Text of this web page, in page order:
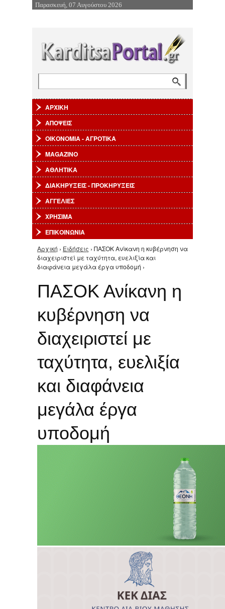
Επιστροφή στην Πλοήγηση
Παρασκευή, 07 Αυγούστου 2026
ΑΡΧΙΚΗ
ΑΠΟΨΕΙΣ
ΟΙΚΟΝΟΜΙΑ - ΑΓΡΟΤΙΚΑ
MAGAZINO
ΑΘΛΗΤΙΚΑ
ΔΙΑΚΗΡΥΞΕΙΣ - ΠΡΟΚΗΡΥΞΕΙΣ
ΑΓΓΕΛΙΕΣ
ΧΡΗΣΙΜΑ
ΕΠΙΚΟΙΝΩΝΙΑ
Είστε εδώ
Αρχική › Ειδήσεις › ΠΑΣΟΚ Ανίκανη η κυβέρνηση να
διαχειριστεί με ταχύτητα, ευελιξία και
διαφάνεια μεγάλα έργα υποδομή ›
ΠΑΣΟΚ Ανίκανη η
κυβέρνηση να
διαχειριστεί με
ταχύτητα, ευελιξία
και διαφάνεια
μεγάλα έργα
υποδομή